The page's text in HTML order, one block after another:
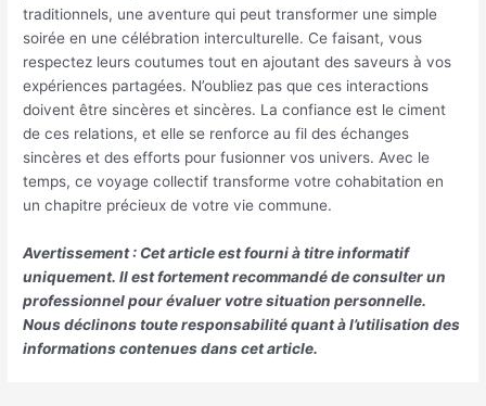
traditionnels, une aventure qui peut transformer une simple
soirée en une célébration interculturelle. Ce faisant, vous
respectez leurs coutumes tout en ajoutant des saveurs à vos
expériences partagées. N’oubliez pas que ces interactions
doivent être sincères et sincères. La confiance est le ciment
de ces relations, et elle se renforce au fil des échanges
sincères et des efforts pour fusionner vos univers. Avec le
temps, ce voyage collectif transforme votre cohabitation en
un chapitre précieux de votre vie commune.
Avertissement : Cet article est fourni à titre informatif
uniquement. Il est fortement recommandé de consulter un
professionnel pour évaluer votre situation personnelle.
Nous déclinons toute responsabilité quant à l’utilisation des
informations contenues dans cet article.